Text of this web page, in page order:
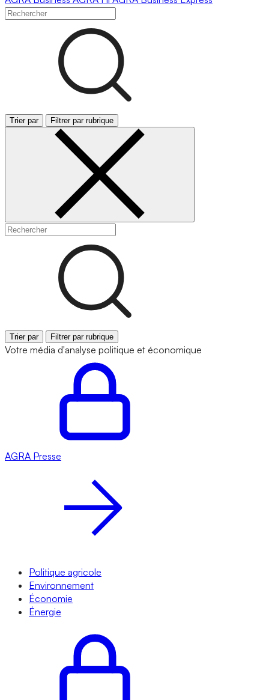
Trier par Filtrer par rubrique
Trier par Filtrer par rubrique
Votre média d'analyse politique et économique
AGRA Presse
Politique agricole
Environnement
Économie
Énergie